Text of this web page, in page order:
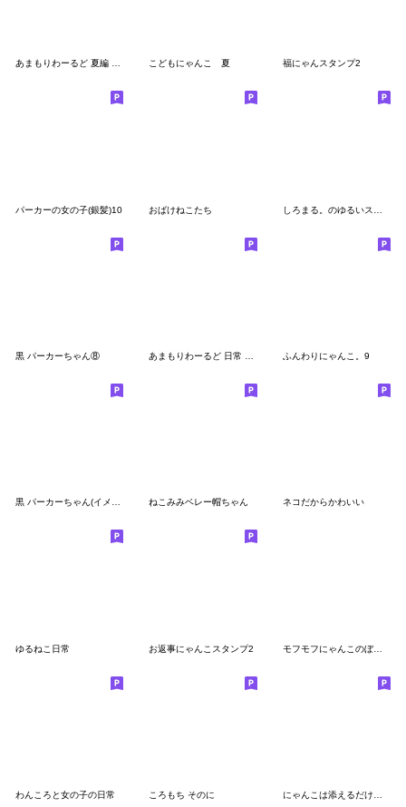
あまもりわーるど 夏編 【ねこ】 こどもにゃんこ 夏 福にゃんスタンプ2
パーカーの女の子(銀髪)10 おばけねこたち
黒 パーカーちゃん⑧ ふんわりにゃんこ。9
黒 パーカーちゃん(イメチェンver.)⑤ ねこみみベレー帽ちゃん ネコだからかわいい
ゆるねこ日常 お返事にゃんこスタンプ2 モフモフにゃんこのぼぼち2
わんころと女の子の日常 ころもち そのに